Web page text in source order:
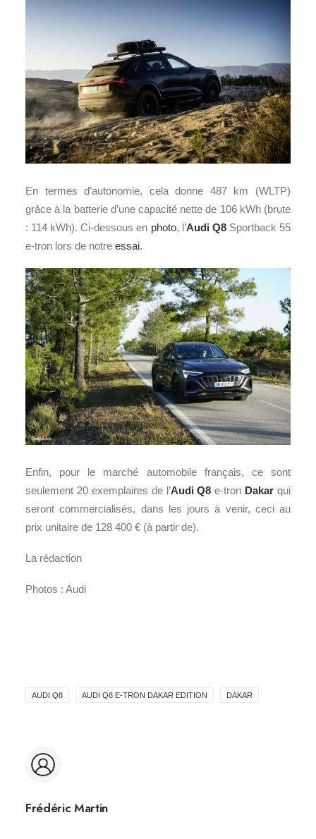
En termes d’autonomie, cela donne 487 km (WLTP)
grâce à la batterie d’une capacité nette de 106 kWh (brute
: 114 kWh). Ci-dessous en photo, l’Audi Q8Sportback 55
e-tron lors de notre essai.
Enfin, pour le marché automobile français, ce sont
seulement 20 exemplaires de l’Audi Q8 e-tron Dakar qui
seront commercialisés, dans les jours à venir, ceci au
prix unitaire de 128 400 € (à partir de).
La rédaction
Photos : Audi
AUDI Q8 AUDI Q8 E-TRON DAKAR EDITION DAKAR
Frédéric Martin